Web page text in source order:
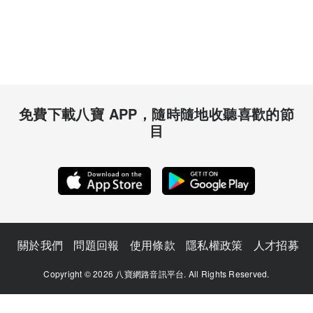
免費下載八寶 APP，隨時隨地收聽喜歡的節
目
關於我們 問題回報 使用條款 隱私權政策 人才招募
Copyright © 2026 八寶網路音訊平台. All Rights Reserved.